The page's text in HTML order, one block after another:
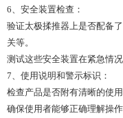
6、安全装置检查：
验证太极揉推器上是否配备
关等。
测试这些安全装置在紧急情
7、使用说明和警示标识：
检查产品是否附有清晰的使
确保使用者能够正确理解操